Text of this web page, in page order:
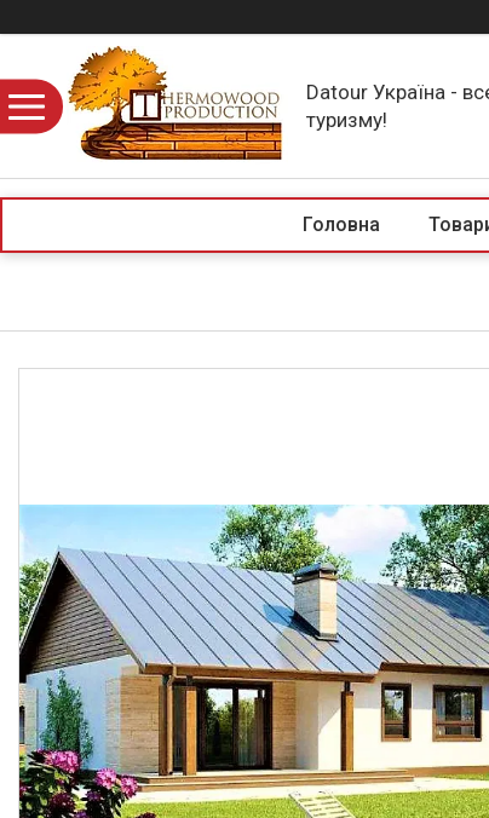
Datour Україна -
туризму!
Головна